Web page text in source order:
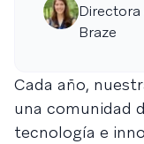
Braze
Cada año,
una comunidad
tecnología e